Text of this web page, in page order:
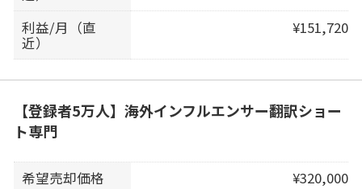
利益/月（直
近）
¥151,720
【登録者5万人】海外インフルエンサー翻訳ショー
ト専門
希望売却価格
¥320,000